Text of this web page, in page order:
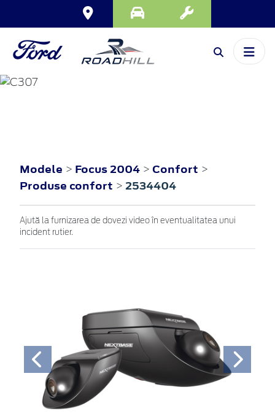
Modele > Focus 2004 > Confort >
Produse confort > 2534404
Ajută la furnizarea de dovezi video în eventualitatea unui
incident rutier.